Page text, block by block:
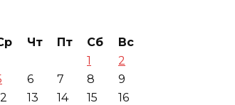
Чт Пт Сб
Вс
1
2
6 7 8
9
13 14 15
16